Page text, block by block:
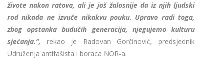
živote nakon ratova, ali je još žalosnije da iz njih ljudski
rod nikada ne izvuče nikakvu pouku. Upravo radi toga,
zbog opstanka budućih generacija, njegujemo kulturu
sjećanja.“, rekao je Radovan Gorčinović, predsjednik
Udruženja antifašista i boraca NOR-a.